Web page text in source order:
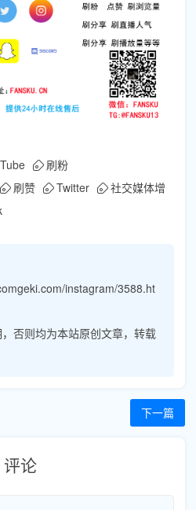
刷粉
刷赞 Twitter
社交媒体增
instagram/3588.ht
否则均为本站原创文章，转载
下一篇
评论